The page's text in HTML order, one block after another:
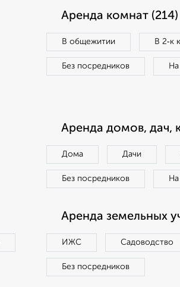
Аренда комнат (214)
В общежитии В 2‑к
Без посредников
Аренда домов, дач,
Дома Дачи
Без посредников
Аренда земельных
ИЖС Садоводство
Без посредников